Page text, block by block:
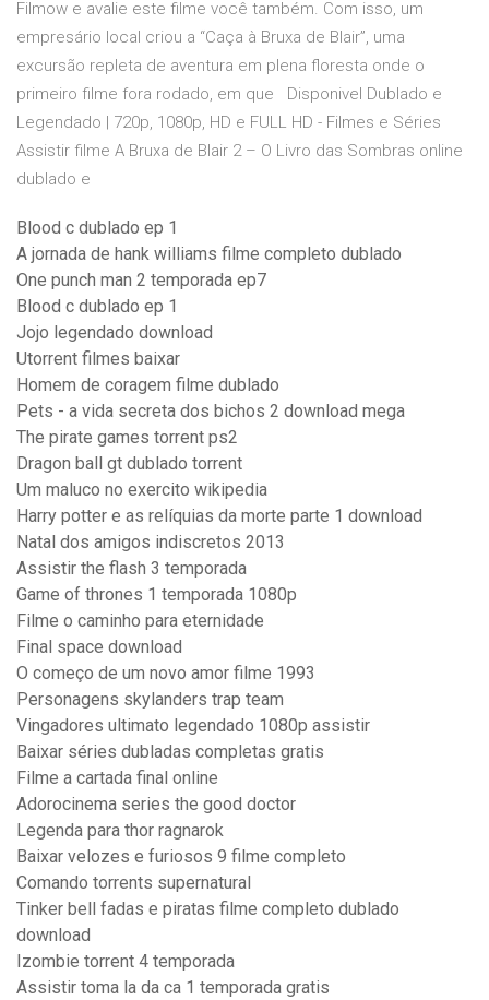
Filmow e avalie este filme você também. Com isso, um
empresário local criou a “Caça à Bruxa de Blair”, uma
excursão repleta de aventura em plena floresta onde o
primeiro filme fora rodado, em que Disponivel Dublado e
Legendado | 720p, 1080p, HD e FULL HD - Filmes e Séries
Assistir filme A Bruxa de Blair 2 – O Livro das Sombras online
dublado e
Blood c dublado ep 1
A jornada de hank williams filme completo dublado
One punch man 2 temporada ep7
Blood c dublado ep 1
Jojo legendado download
Utorrent filmes baixar
Homem de coragem filme dublado
Pets - a vida secreta dos bichos 2 download mega
The pirate games torrent ps2
Dragon ball gt dublado torrent
Um maluco no exercito wikipedia
Harry potter e as relíquias da morte parte 1 download
Natal dos amigos indiscretos 2013
Assistir the flash 3 temporada
Game of thrones 1 temporada 1080p
Filme o caminho para eternidade
Final space download
O começo de um novo amor filme 1993
Personagens skylanders trap team
Vingadores ultimato legendado 1080p assistir
Baixar séries dubladas completas gratis
Filme a cartada final online
Adorocinema series the good doctor
Legenda para thor ragnarok
Baixar velozes e furiosos 9 filme completo
Comando torrents supernatural
Tinker bell fadas e piratas filme completo dublado
download
Izombie torrent 4 temporada
Assistir toma la da ca 1 temporada gratis